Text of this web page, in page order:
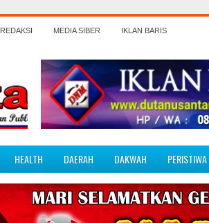
REDAKSI MEDIA SIBER IKLAN BARIS
HEALTH DAERAH DAKWAH PERISTIWA